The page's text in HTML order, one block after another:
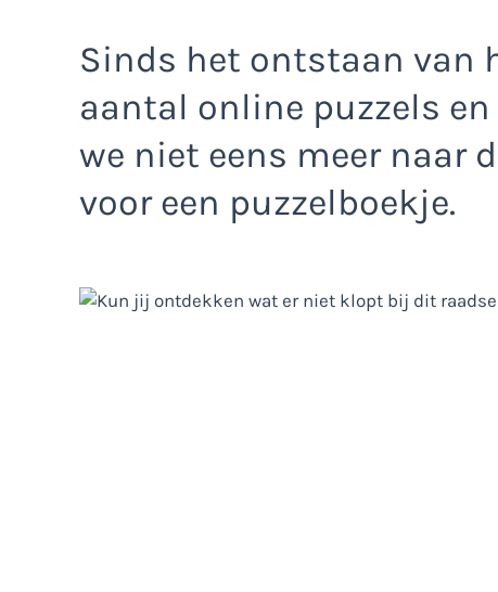
Sinds het ontstaan van
aantal online puzzels
we niet eens meer naar
voor een puzzelboekje.